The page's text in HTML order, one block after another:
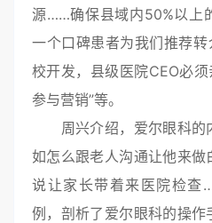
源……确保县域内50%以上
一个口碑患者为我们推荐转
校开发，县级医院CEO必
参与营销”等。
周兴介绍，爱尔眼科的
如怎么跟老人沟通让他来
说让家长带着来医院检查
例，剖析了爱尔眼科的操